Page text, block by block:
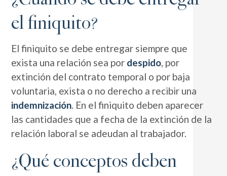
el finiquito?
El finiquito se debe entregar siempre que
exista una relación sea por despido, por
extinción del contrato temporal o por baja
voluntaria, exista o no derecho a recibir una
indemnización. En el finiquito deben aparecer
las cantidades que a fecha de la extinción de la
relación laboral se adeudan al trabajador.
¿Qué conceptos deben